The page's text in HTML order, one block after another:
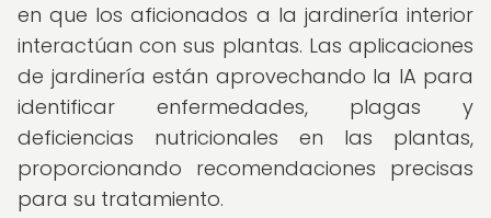
en que los aficionados a la jardinería interior
interactúan con sus plantas. Las aplicaciones
de jardinería están aprovechando la IA para
identificar enfermedades, plagas y
deficiencias nutricionales en las plantas,
proporcionando recomendaciones precisas
para su tratamiento.